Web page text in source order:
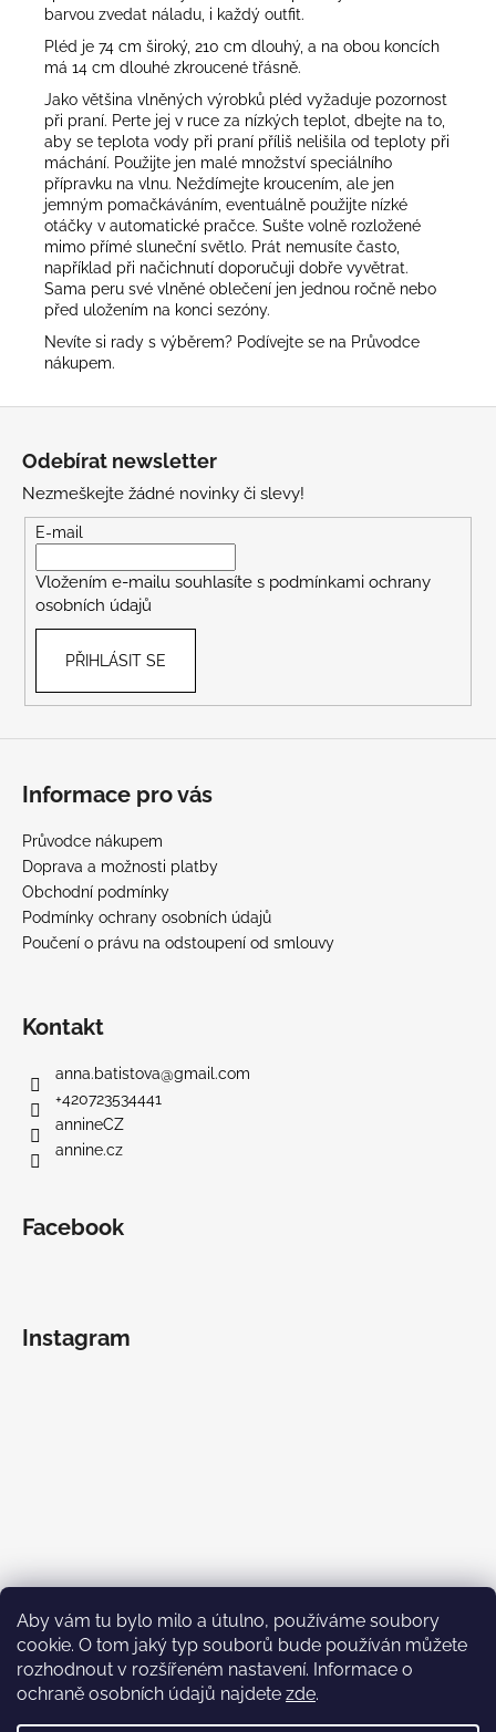
Aby vám tu bylo milo a útulno, používáme soubory
cookie. O tom jaký typ souborů bude používán můžete
rozhodnout v rozšířeném nastavení. Informace o
ochraně osobních údajů najdete zde.
barvou zvedat náladu, i každý outfit.
Pléd je 74 cm široký, 210 cm dlouhý, a na obou koncích
má 14 cm dlouhé zkroucené třásně.
Jako většina vlněných výrobků pléd vyžaduje pozornost
při praní. Perte jej v ruce za nízkých teplot, dbejte na to,
aby se teplota vody při praní příliš nelišila od teploty při
máchání. Použijte jen malé množství speciálního
přípravku na vlnu. Neždímejte kroucením, ale jen
jemným pomačkáváním, eventuálně použijte nízké
otáčky v automatické pračce. Sušte volně rozložené
mimo přímé sluneční světlo. Prát nemusíte často,
například při načichnutí doporučuji dobře vyvětrat.
Sama peru své vlněné oblečení jen jednou ročně nebo
před uložením na konci sezóny.
Nevíte si rady s výběrem? Podívejte se na Průvodce
nákupem.
Odebírat newsletter
Nezmeškejte žádné novinky či slevy!
E-mail
Vložením e-mailu souhlasíte s podmínkami ochrany
osobních údajů
PŘIHLÁSIT SE
Informace pro vás
Průvodce nákupem
Doprava a možnosti platby
Obchodní podmínky
Podmínky ochrany osobních údajů
Poučení o právu na odstoupení od smlouvy
Kontakt
anna.batistova@gmail.com
+420723534441
annineCZ
annine.cz
Facebook
Instagram